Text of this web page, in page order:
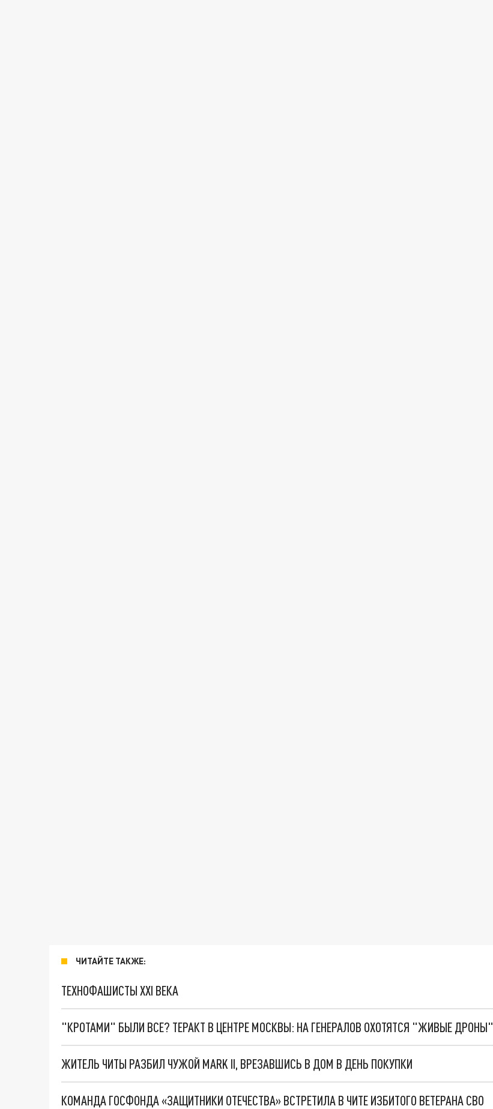
ЧИТАЙТЕ ТАКЖЕ:
ТЕХНОФАШИСТЫ XXI ВЕКА
"КРОТАМИ" БЫЛИ ВСЕ? ТЕРАКТ В ЦЕНТРЕ МОСКВЫ: НА ГЕНЕРАЛОВ ОХОТЯТСЯ "ЖИВЫЕ ДРОНЫ"
ЖИТЕЛЬ ЧИТЫ РАЗБИЛ ЧУЖОЙ MARK II, ВРЕЗАВШИСЬ В ДОМ В ДЕНЬ ПОКУПКИ
КОМАНДА ГОСФОНДА «ЗАЩИТНИКИ ОТЕЧЕСТВА» ВСТРЕТИЛА В ЧИТЕ ИЗБИТОГО ВЕТЕРАНА СВО